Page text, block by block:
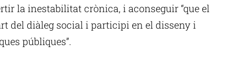
la inestabilitat crònica, i aconseguir “que el
del diàleg social i participi en el disseny i
públiques”.